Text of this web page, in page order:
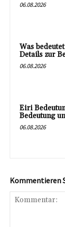
06.08.2026
Was
Details zur
06.08.2026
Eiri
Bedeutung
06.08.2026
Kommentieren